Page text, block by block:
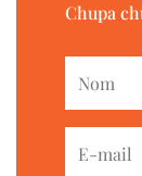
Chupa